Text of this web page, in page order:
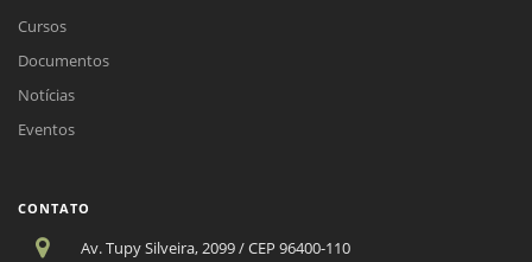
Cursos
Documentos
Notícias
Eventos
CONTATO
Av. Tupy Silveira, 2099 / CEP 96400-110